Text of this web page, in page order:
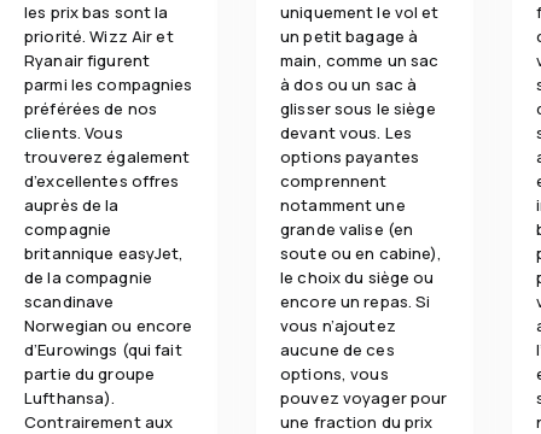
les prix bas sont la
priorité. Wizz Air et
Ryanair figurent
parmi les compagnies
préférées de nos
clients. Vous
trouverez également
d’excellentes offres
auprès de la
compagnie
britannique easyJet,
de la compagnie
scandinave
Norwegian ou encore
d’Eurowings (qui fait
partie du groupe
Lufthansa).
Contrairement aux
uniquement le vol et
un petit bagage à
main, comme un sac
à dos ou un sac à
glisser sous le siège
devant vous. Les
options payantes
comprennent
notamment une
grande valise (en
soute ou en cabine),
le choix du siège ou
encore un repas. Si
vous n’ajoutez
aucune de ces
options, vous
pouvez voyager pour
une fraction du prix